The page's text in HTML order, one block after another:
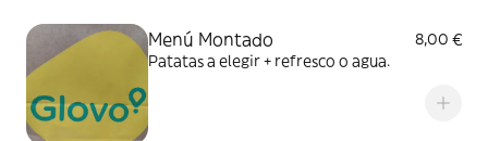
Menú Montado
8,00 €
Patatas a elegir + refresco o agua.